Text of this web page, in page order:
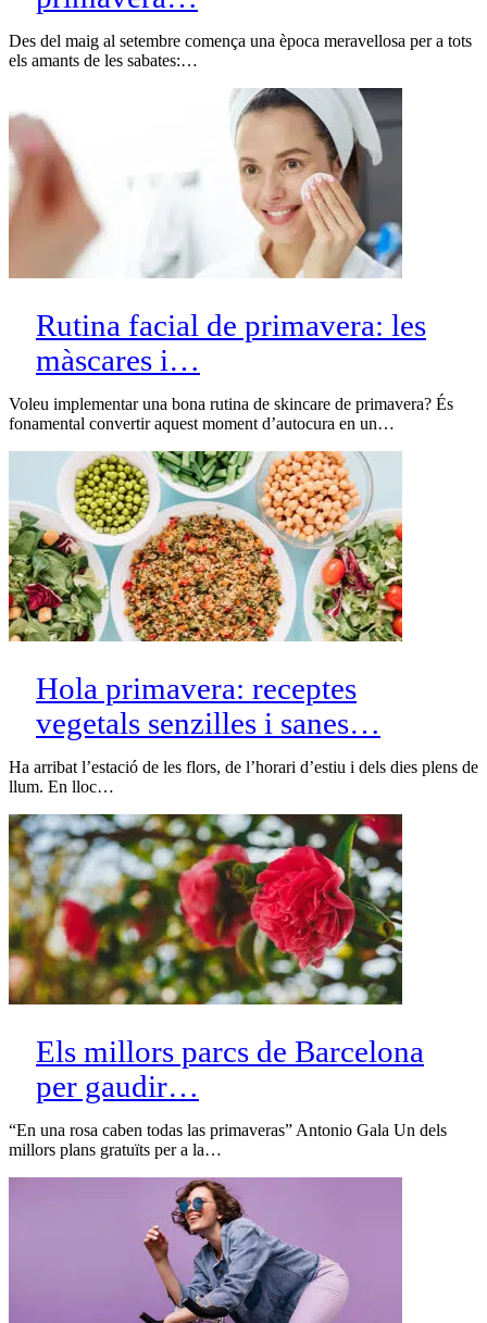
Des del maig al setembre comença una època meravellosa per a tots
els amants de les sabates:…
Rutina facial de primavera: les
màscares i…
Voleu implementar una bona rutina de skincare de primavera? És
fonamental convertir aquest moment d’autocura en un…
Hola primavera: receptes
vegetals senzilles i sanes…
Ha arribat l’estació de les flors, de l’horari d’estiu i dels dies plens de
llum. En lloc…
Els millors parcs de Barcelona
per gaudir…
“En una rosa caben todas las primaveras” Antonio Gala Un dels
millors plans gratuïts per a la…